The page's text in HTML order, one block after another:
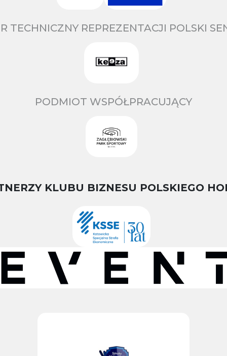
TECHNICZNY REPREZENTACJI POLSKI
PODMIOT WSPÓŁPRACUJĄCY
KLUBU BIZNESU POLSKIEGO